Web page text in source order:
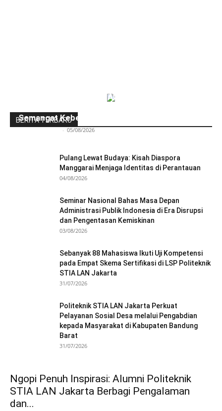
BERITA TERBARU
Ngopi Penuh Inspirasi: Alumni Politeknik STIA
Semangat Kebersamaan
- 05/08/2026
Pulang Lewat Budaya: Kisah Diaspora
Manggarai Menjaga Identitas di Perantauan
04/08/2026
Seminar Nasional Bahas Masa Depan
Administrasi Publik Indonesia di Era Disrupsi
dan Pengentasan Kemiskinan
03/08/2026
Sebanyak 88 Mahasiswa Ikuti Uji Kompetensi
pada Empat Skema Sertifikasi di LSP Politeknik
STIA LAN Jakarta
31/07/2026
Politeknik STIA LAN Jakarta Perkuat
Pelayanan Sosial Desa melalui Pengabdian
kepada Masyarakat di Kabupaten Bandung
Barat
31/07/2026
Ngopi Penuh Inspirasi: Alumni Politeknik
STIA LAN Jakarta Berbagi Pengalaman
dan...